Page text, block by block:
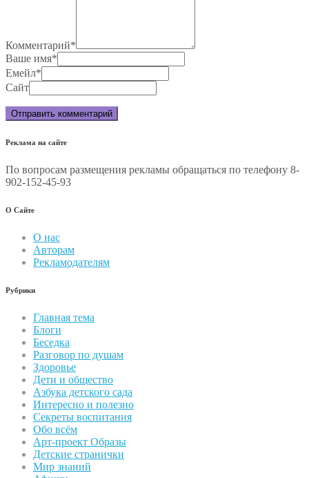
Комментарий*
Ваше имя*
Емейл*
Сайт
Реклама на сайте
По вопросам размещения рекламы обращаться по телефону 8-
902-152-45-93
О Сайте
О нас
Авторам
Рекламодателям
Рубрики
Главная тема
Блоги
Беседка
Разговор по душам
Здоровье
Дети и общество
Азбука детского сада
Интересно и полезно
Секреты воспитания
Обо всём
Арт-проект Образы
Детские странички
Мир знаний